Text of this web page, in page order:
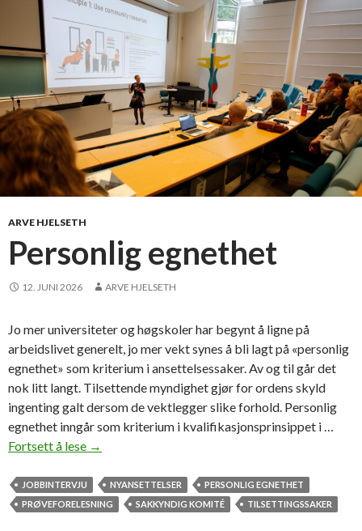
ARVE HJELSETH
Personlig egnethet
12. JUNI 2026 ARVE HJELSETH
Jo mer universiteter og høgskoler har begynt å ligne på
arbeidslivet generelt, jo mer vekt synes å bli lagt på «personlig
egnethet» som kriterium i ansettelsessaker. Av og til går det
nok litt langt. Tilsettende myndighet gjør for ordens skyld
ingenting galt dersom de vektlegger slike forhold. Personlig
egnethet inngår som kriterium i kvalifikasjonsprinsippet i …
Fortsett å lese P
s
→
JOBBINTERVJU NYANSETTELSER
PERSONLIG EGNETHET
PRØVEFORELESNING
SAKKYNDIG KOMITÉ TILSETTINGSSAKER